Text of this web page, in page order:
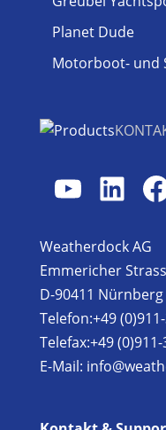
Planet Dude
Motorboot- und
Weatherdock AG
Emmericher
D-90411 Nürnberg
Telefon:+49
Telefax:+49
E-Mail: